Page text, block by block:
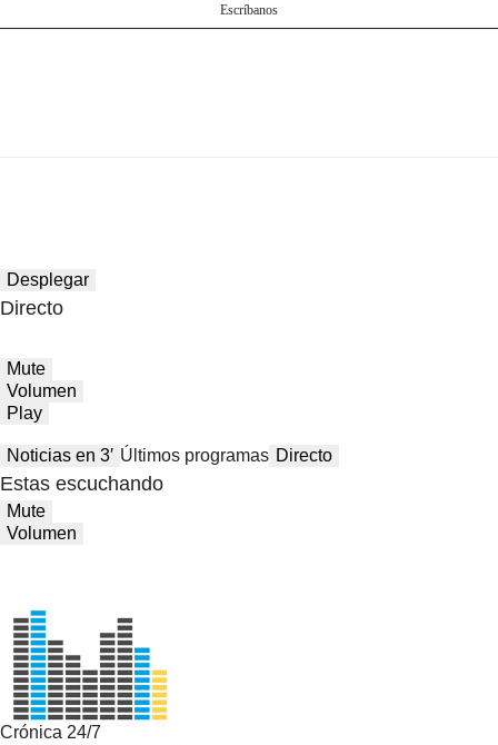
Escríbanos
Desplegar
Directo
Mute
Volumen
Play
Noticias en 3′ Últimos programas Directo
Estas escuchando
Mute
Volumen
Crónica 24/7